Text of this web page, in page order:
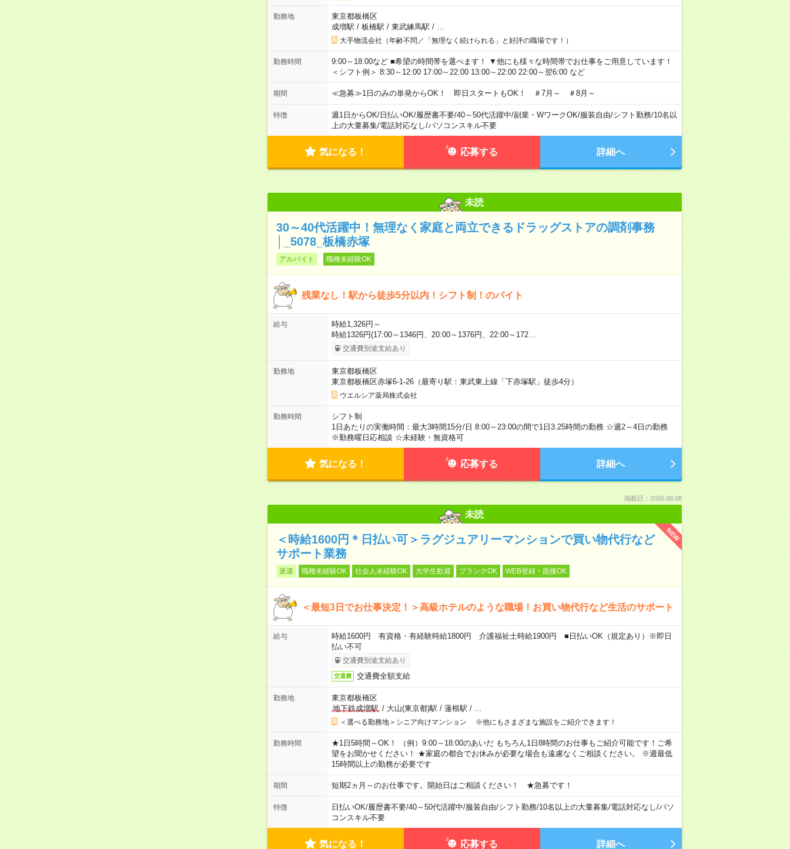
勤務地
東京都板橋区
成増駅 / 板橋駅 / 東武練馬駅 /
大手物流会社（年齢不問／「無理なく続けられる」と好評の職場です！）
勤務時間
9:00～18:00など ■希望の時間帯を選べます！ ▼他にも様々な時間帯でお仕事をご用意しています！
＜シフト例＞ 8:30～12:00 17:00～22:00 13:00～22:00 22:00～翌6:00 など
期間 ≪急募≫1日のみの単発からOK！ 即日スタートもOK！ ＃7月～ ＃8月～
特徴 週1日からOK/日払いOK/履歴書不要/40～50代活躍中/副業・WワークOK/服装自由/シフト勤務/10名以
上の大量募集/電話対応なし/パソコンスキル不要
気になる！ 応募する 詳細へ
未読
30～40代活躍中！無理なく家庭と両立できるドラッグストアの調剤事務
│_5078_板橋赤塚
アルバイト 職種未経験OK
残業なし！駅から徒歩5分以内！シフト制！のバイト
給与
時給1,326円～
時給1326円(17:00～1346円、20:00～1376円、22:00～172…
交通費別途支給あり
勤務地
東京都板橋区
東京都板橋区赤塚6-1-26（最寄り駅：東武東上線「下赤塚駅」徒歩4分）
ウエルシア薬局株式会社
勤務時間
シフト制
1日あたりの実働時間：最大3時間15分/日 8:00～23:00の間で1日3.25時間の勤務 ☆週2～4日の勤務
※勤務曜日応相談 ☆未経験・無資格可
気になる！ 応募する 詳細へ
掲載日：2026.08.08
未読
NEW
＜時給1600円＊日払い可＞ラグジュアリーマンションで買い物代行など
サポート業務
派遣 職種未経験OK 社会人未経験OK 大学生歓迎 ブランクOK WEB登録・面接OK
＜最短3日でお仕事決定！＞高級ホテルのような職場！お買い物代行など生活のサポート
給与
時給1600円 有資格・有経験時給1800円 介護福祉士時給1900円 ■日払いOK（規定あり）※即日
払い不可
交通費別途支給あり
交通費 交通費全額支給
勤務地
東京都板橋区
地下鉄成増駅/ 大山(東京都)駅 / 蓮根駅 /
＜選べる勤務地＞シニア向けマンション ※他にもさまざまな施設をご紹介できます！
勤務時間
★1日5時間～OK！ （例）9:00～18:00のあいだ もちろん1日8時間のお仕事もご紹介可能です！ご希
望をお聞かせください！ ★家庭の都合でお休みが必要な場合も遠慮なくご相談ください。 ※週最低
15時間以上の勤務が必要です
期間 短期2ヵ月～のお仕事です。開始日はご相談ください！ ★急募です！
特徴 日払いOK/履歴書不要/40～50代活躍中/服装自由/シフト勤務/10名以上の大量募集/電話対応なし/パソ
コンスキル不要
気になる！ 応募する 詳細へ